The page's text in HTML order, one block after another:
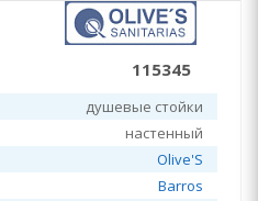
115345
душевые стойки
настенный
Olive'S
Barros